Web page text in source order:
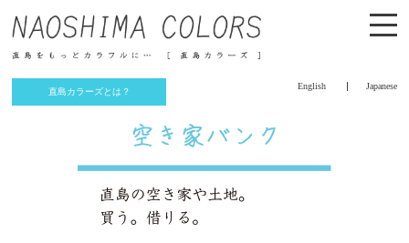
直島カラーズとは？
English Japanese